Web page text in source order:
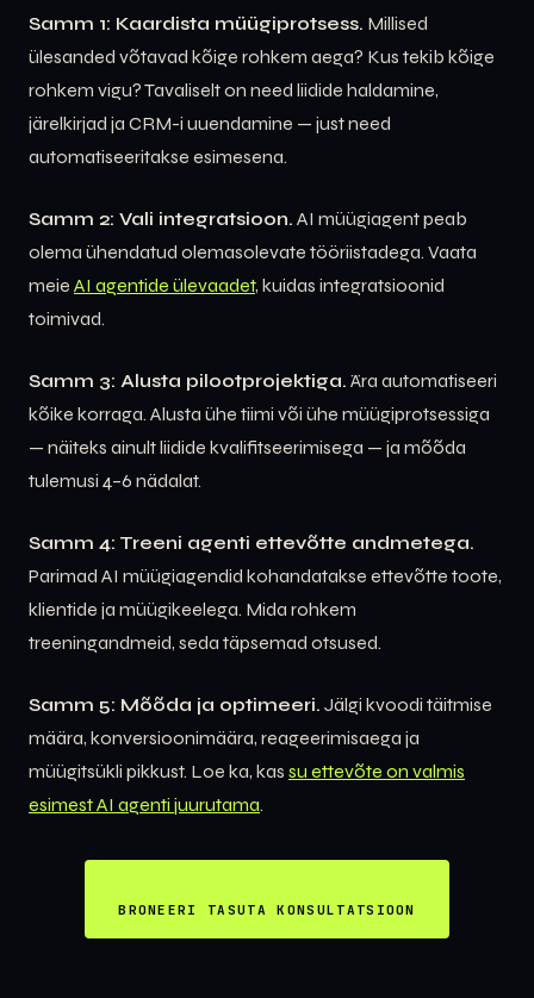
Samm 1: Kaardista müügiprotsess. Millised
ülesanded võtavad kõige rohkem aega? Kus tekib kõige
rohkem vigu? Tavaliselt on need liidide haldamine,
järelkirjad ja CRM-i uuendamine — just need
automatiseeritakse esimesena.
Samm 2: Vali integratsioon. AI müügiagent peab
olema ühendatud olemasolevate tööriistadega. Vaata
meie AI agentide ülevaadet, kuidas integratsioonid
toimivad.
Samm 3: Alusta pilootprojektiga. Ära automatiseeri
kõike korraga. Alusta ühe tiimi või ühe müügiprotsessiga
— näiteks ainult liidide kvalifitseerimisega — ja mõõda
tulemusi 4–6 nädalat.
Samm 4: Treeni agenti ettevõtte andmetega.
Parimad AI müügiagendid kohandatakse ettevõtte toote,
klientide ja müügikeelega. Mida rohkem
treeningandmeid, seda täpsemad otsused.
Samm 5: Mõõda ja optimeeri. Jälgi kvoodi täitmise
määra, konversioonimäära, reageerimisaega ja
müügitsükli pikkust. Loe ka, kas su ettevõte on valmis
esimest AI agenti juurutama.
BRONEERI TASUTA KONSULTATSIOON